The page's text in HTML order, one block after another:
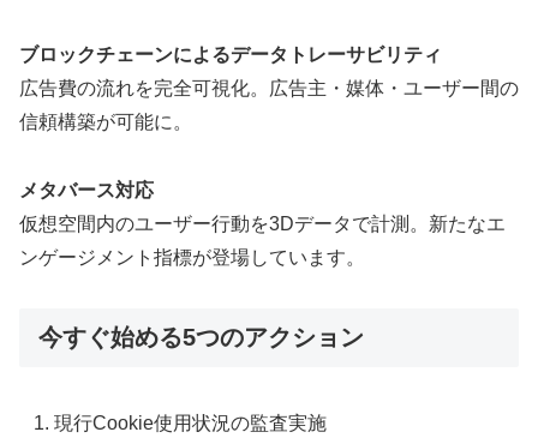
ブロックチェーンによるデータトレーサビリティ
広告費の流れを完全可視化。広告主・媒体・ユーザー間の
信頼構築が可能に。
メタバース対応
仮想空間内のユーザー行動を3Dデータで計測。新たなエ
ンゲージメント指標が登場しています。
今すぐ始める5つのアクション
現行Cookie使用状況の監査実施